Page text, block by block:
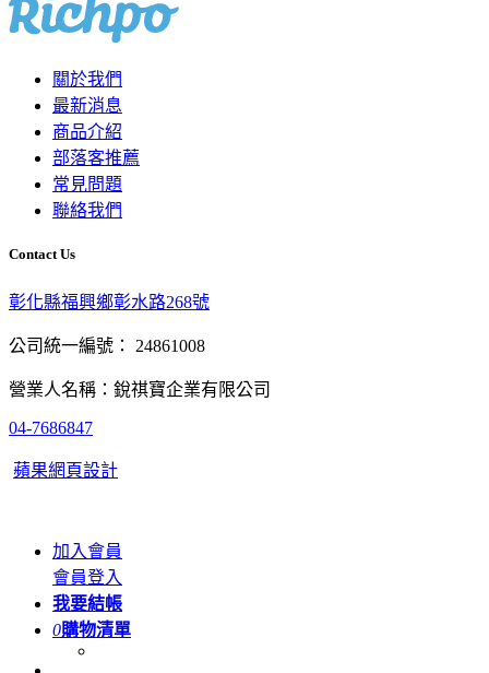
關於我們
最新消息
商品介紹
部落客推薦
常見問題
聯絡我們
Contact Us
彰化縣福興鄉彰水路268號
公司統一編號： 24861008
營業人名稱：銳祺寶企業有限公司
04-7686847
蘋果網頁設計
加入會員
會員登入
我要結帳
0購物清單